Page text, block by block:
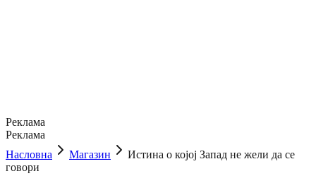
Реклама
Реклама
Насловна
Магазин
Истина о којој Запад не жели да се
говори